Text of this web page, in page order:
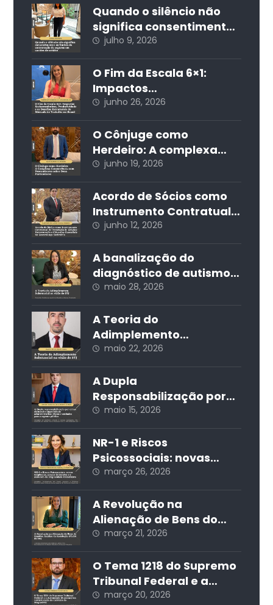
nos condomínios
edilícios
Quando o silêncio não
significa consentimento:
os limites da
contratação de seguros
em cartões de crédito
julho 9, 2026
O Fim da Escala 6×1:
Impactos
Socioeconômicos,
Produtividade e os
Desafios Estruturais do
Mercado de Trabalho no
Brasil
junho 26, 2026
O Cônjuge como
Herdeiro: A complexa
concorrência com
descendentes sobre
bens particulares
junho 19, 2026
Acordo de Sócios como
Instrumento Contratual
de Prevenção de Litígios:
Estruturação e Cláusulas
Essenciais na
Governança Societária
junho 12, 2026
A banalização do
diagnóstico de autismo
nas redes sociais e seus
impactos jurídicos e
sociais
maio 28, 2026
A Teoria do
Adimplemento
Substancial na visão do
STJ
maio 22, 2026
A Dupla
Responsabilização por
Crime Eleitoral e
Improbidade
Administrativa: Riscos e
Cuidados para o Agente
Público
maio 15, 2026
NR-1 e Riscos
Psicossociais: novas
exigências, prazos
iminentes e o aumento
da litigiosidade
trabalhista
março 26, 2026
A Revolução na
Alienação de Bens do
Espólio: Análise da
Resolução 571/24 do CNJ
março 21, 2026
O Tema 1218 do Supremo
Tribunal Federal e a
Autonomia Municipal na
março 20, 2026